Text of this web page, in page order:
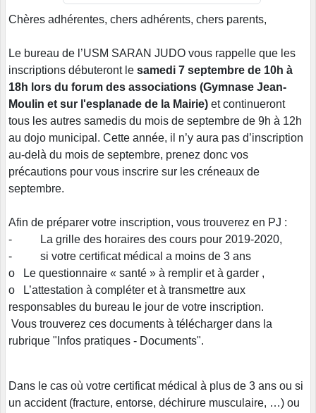
Chères adhérentes, chers adhérents, chers parents,
Le bureau de l’USM SARAN JUDO vous rappelle que les
inscriptions débuteront le samedi 7 septembre de 10h à
18h lors du forum des associations (Gymnase Jean-
Moulin et sur l'esplanade de la Mairie) et continueront
tous les autres samedis du mois de septembre de 9h à 12h
au dojo municipal. Cette année, il n’y aura pas d’inscription
au-delà du mois de septembre, prenez donc vos
précautions pour vous inscrire sur les créneaux de
septembre.
Afin de préparer votre inscription, vous trouverez en PJ :
- La grille des horaires des cours pour 2019-2020,
- si votre certificat médical a moins de 3 ans
o Le questionnaire « santé » à remplir et à garder ,
o L’attestation à compléter et à transmettre aux
responsables du bureau le jour de votre inscription.
Vous trouverez ces documents à télécharger dans la
rubrique "Infos pratiques - Documents".
Dans le cas où votre certificat médical à plus de 3 ans ou si
un accident (fracture, entorse, déchirure musculaire, …) ou